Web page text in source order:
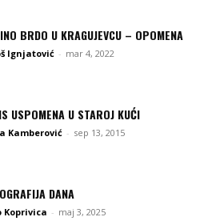
BRDO U KRAGUJEVCU – OPOMENA
Ignjatović - mar 4, 2022
USPOMENA U STAROJ KUĆI
Kamberović - sep 13, 2015
DANA
Koprivica - maj 3, 2025